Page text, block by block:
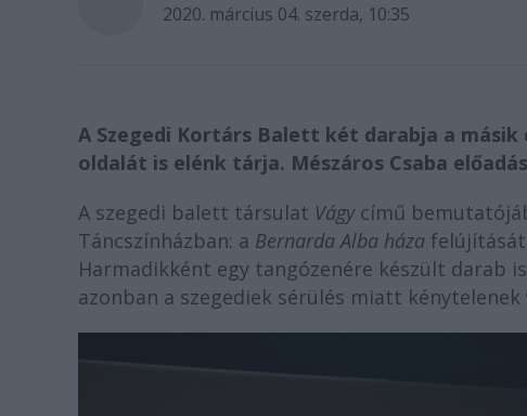
2020. március 04. szerda, 10:35
A Szegedi Kortárs Balett két darabja a
oldalát is elénk tárja. Mészáros Csaba
A szegedi balett társulat Vágycímű
Táncszínházban: a Bernarda Alba háza
Harmadikként egy tangózenére készült darab
azonban a szegediek sérülés miatt